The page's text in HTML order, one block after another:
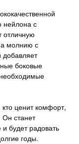
нейлона с
отличную
молнию с
боковые
ценит комфорт,
Он станет
будет радовать
годы.